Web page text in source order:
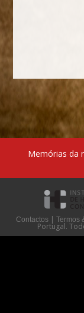
Memórias da
Contactos | Termos
Portugal.